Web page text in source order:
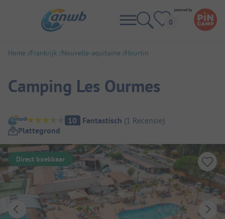
Home Frankrijk Nouvelle-aquitaine Hourtin
Camping Les Ourmes
Camping overzicht
10 Fantastisch (1 Recensie)
Plattegrond
Direct boekbaar